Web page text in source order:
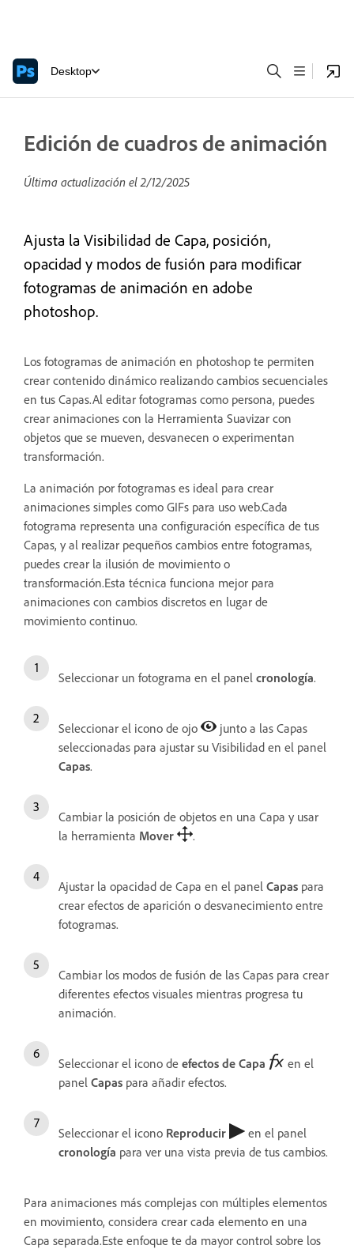
Desktop
Edición de cuadros de animación
Última actualización el2/12/2025
Ajusta la Visibilidad de Capa, posición,
opacidad y modos de fusión para modificar
fotogramas de animación en adobe
photoshop.
Los fotogramas de animación en photoshop te permiten
crear contenido dinámico realizando cambios secuenciales
en tus Capas.Al editar fotogramas como persona, puedes
crear animaciones con la Herramienta Suavizar con
objetos que se mueven, desvanecen o experimentan
transformación.
La animación por fotogramas es ideal para crear
animaciones simples como GIFs para uso web.Cada
fotograma representa una configuración específica de tus
Capas, y al realizar pequeños cambios entre fotogramas,
puedes crear la ilusión de movimiento o
transformación.Esta técnica funciona mejor para
animaciones con cambios discretos en lugar de
movimiento continuo.
Seleccionar un fotograma en el panel cronología.
Seleccionar el icono de ojo
junto a las Capas
seleccionadas para ajustar su Visibilidad en el panel
Capas.
Cambiar la posición de objetos en una Capa y usar
la herramienta Mover .
Ajustar la opacidad de Capa en el panel Capas para
crear efectos de aparición o desvanecimiento entre
fotogramas.
Cambiar los modos de fusión de las Capas para crear
diferentes efectos visuales mientras progresa tu
animación.
Seleccionar el icono de efectos de Capa
en el
panel Capas para añadir efectos.
Seleccionar el icono Reproducir
en el panel
cronología para ver una vista previa de tus cambios.
Para animaciones más complejas con múltiples elementos
en movimiento, considera crear cada elemento en una
Capa separada.Este enfoque te da mayor control sobre los